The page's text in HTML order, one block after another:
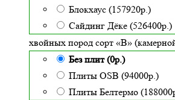
Блокхаус (157920р.)
Сайдинг Дёке (526400р.)
хвойных пород сорт «В»
Без плит (0р.)
Плиты OSB (94000р.)
Плиты Белтермо